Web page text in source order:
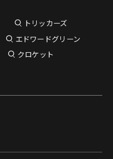
トリッカーズ
エドワードグリーン
クロケット